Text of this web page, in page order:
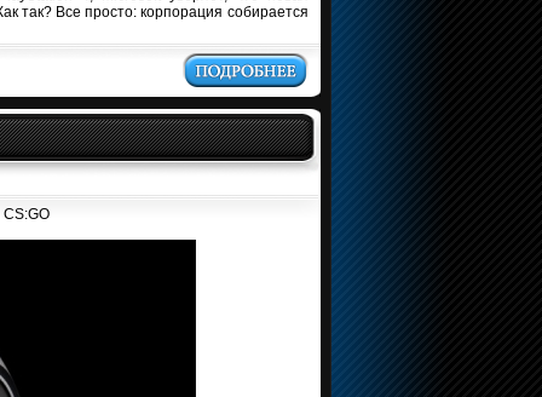
так? Все просто: корпорация собирается